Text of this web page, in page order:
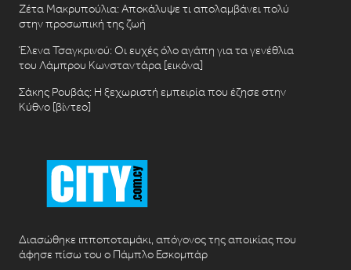
Ζέτα Μακρυπούλια: Αποκάλυψε τι απολαμβάνει πολύ
στην προσωπική της ζωή
Έλενα Τσαγκρινού: Οι ευχές όλο αγάπη για τα γενέθλια
του Λάμπρου Κωνσταντάρα [εικόνα]
Σάκης Ρουβάς: Η ξεχωριστή εμπειρία που έζησε στην
Κύθνο [βίντεο]
Διασώθηκε ιπποποταμάκι, απόγονος της αποικίας που
άφησε πίσω του ο Πάμπλο Εσκομπάρ